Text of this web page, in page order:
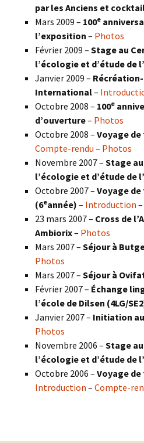
par les Anciens et
Mars 2009 – 100e
l’exposition – Photos
Février 2009 – Stage au
l’écologie et d’étude de
Janvier 2009 –
International–
Octobre 2008 – 100e
d’ouverture– Photos
Octobre 2008 – Voyage de
Compte-rendu – Photos
Novembre 2007 – Stage
l’écologie et d’étude de
Octobre 2007 – Voyage de
(6eannée) – Introduction –
23 mars 2007 – Cross de
Ambiorix– Photos
Mars 2007 – Séjour à
Photos
Mars 2007 – Séjour à
Février 2007 – Échange
l’école de Dilsen (4LG/
Janvier 2007 – Initiation
Photos
Novembre 2006 – Stage
l’écologie et d’étude de
Octobre 2006 – Voyage de
Introduction – Compte-